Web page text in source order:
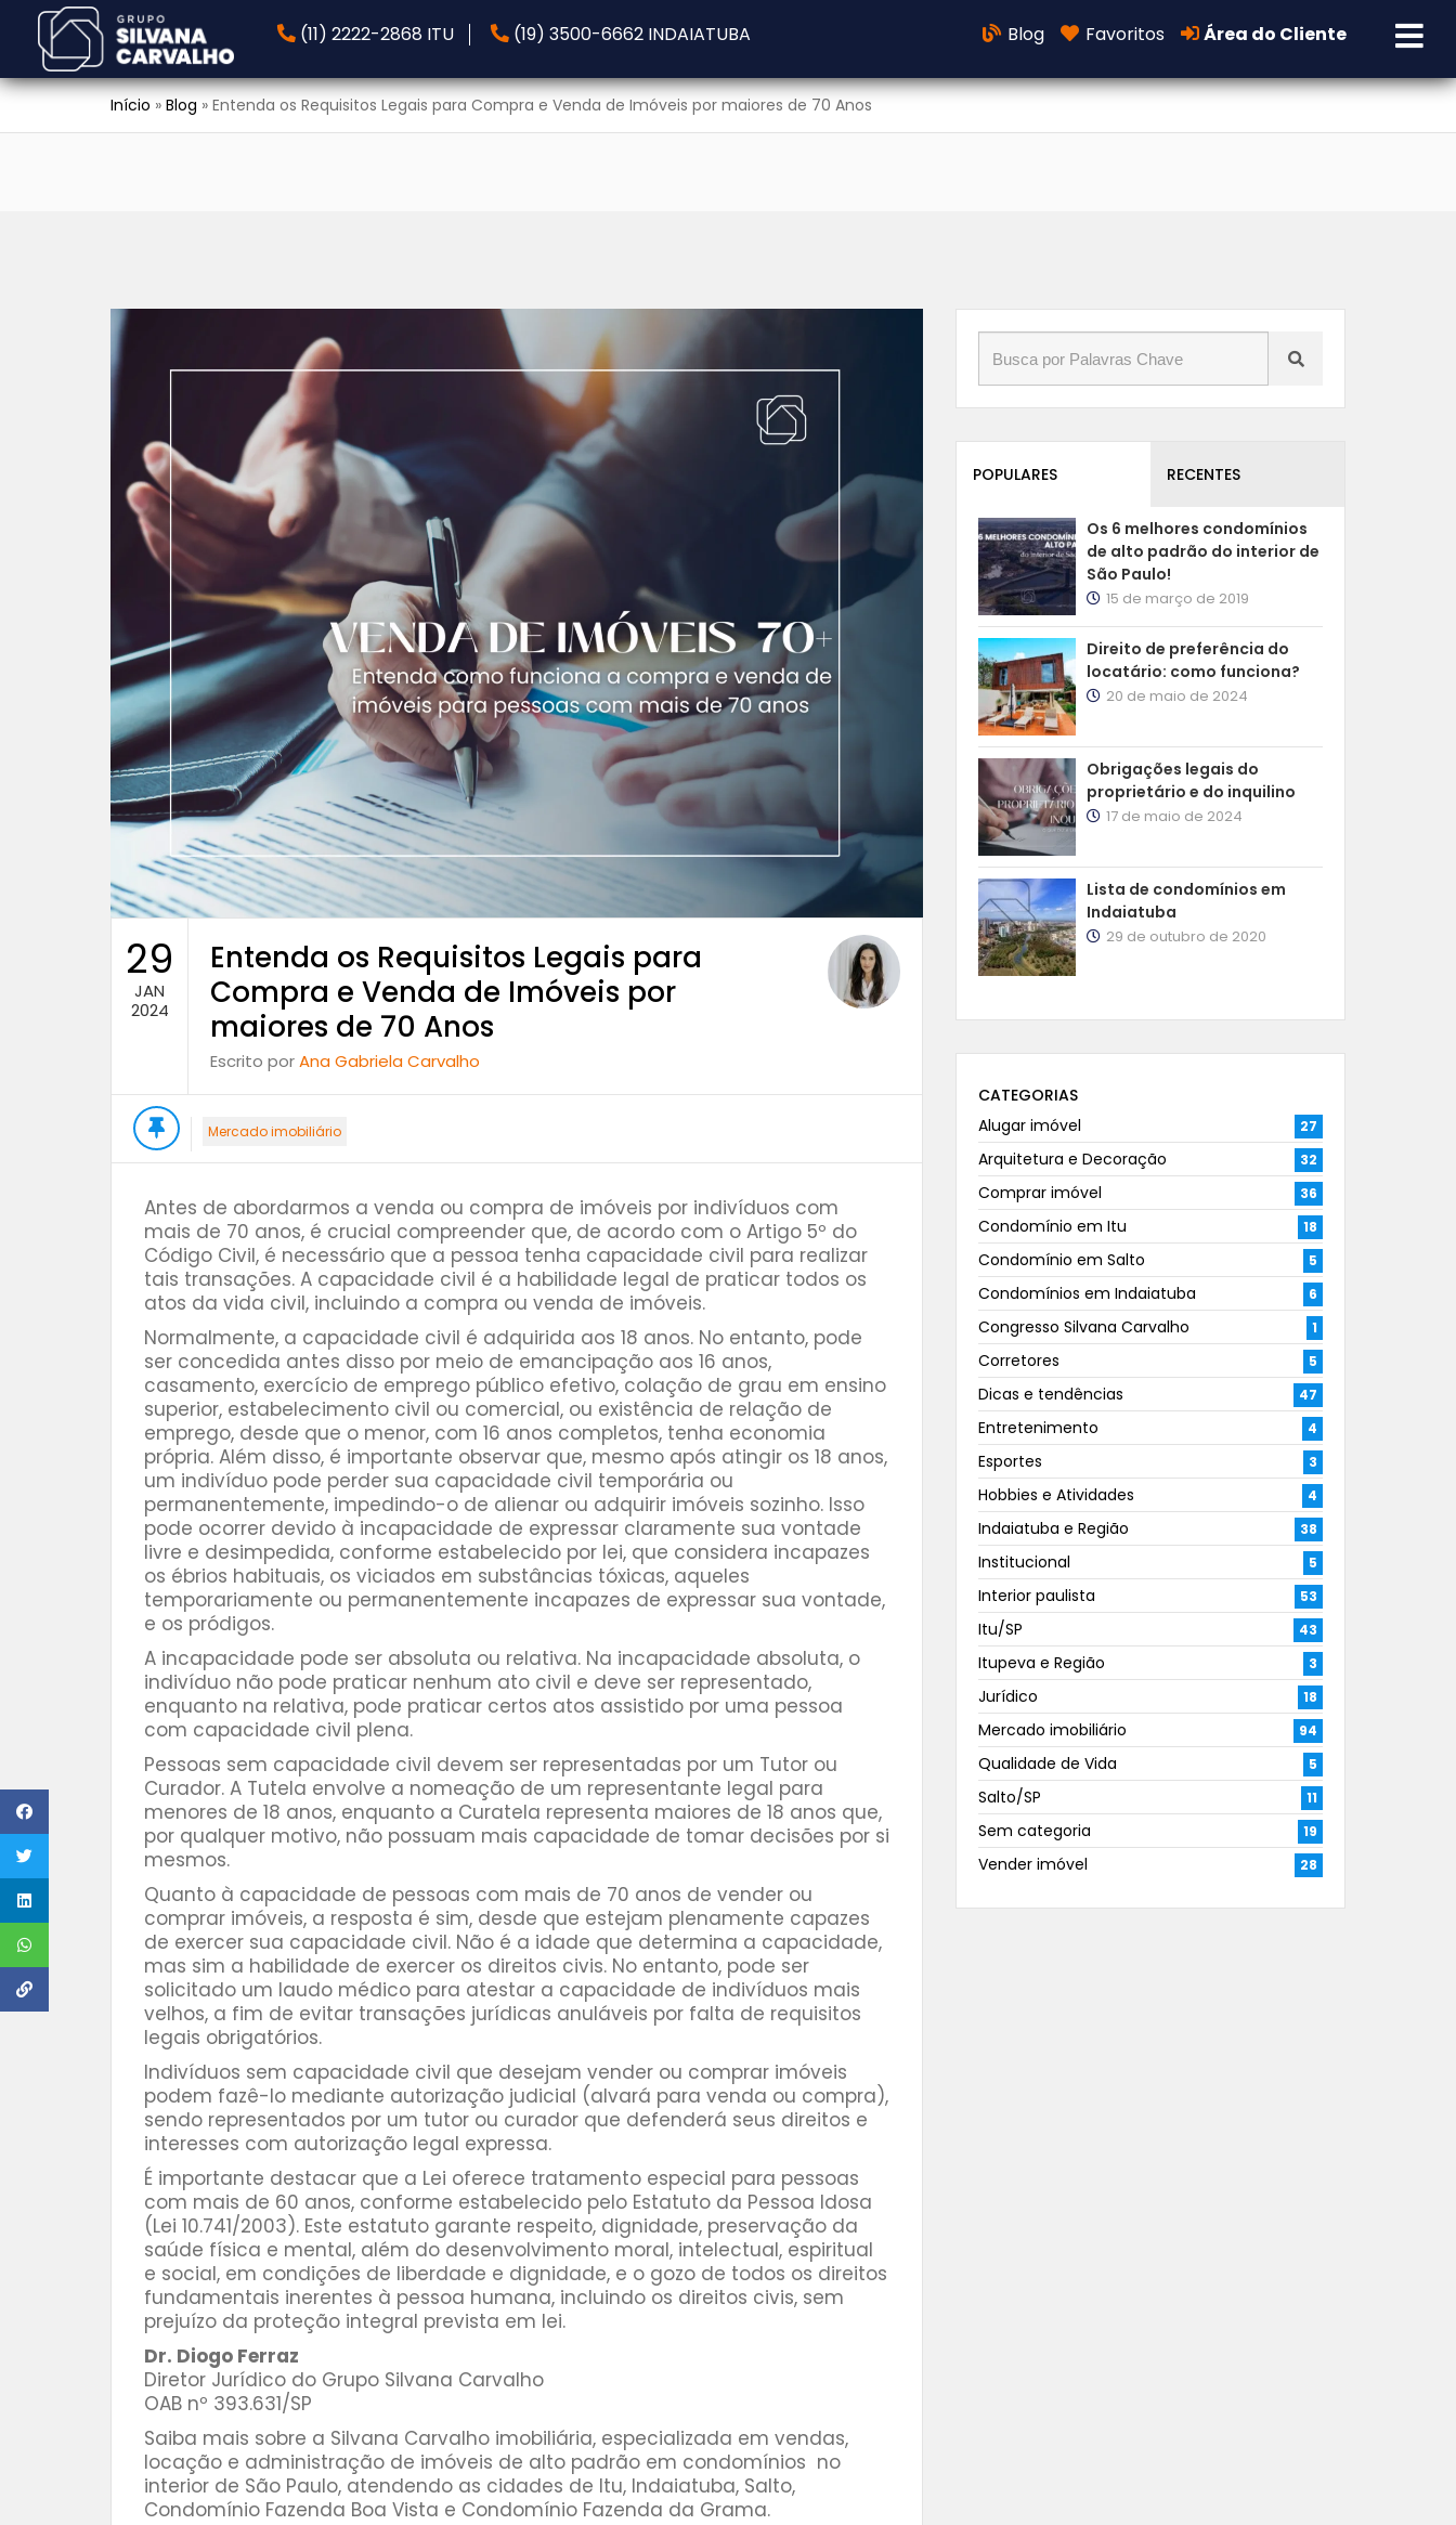
(11) 2222-2868 ITU (19) 3500-6662 INDAIATUBA Blog Favoritos Área do Cliente
Início » Blog » Entenda os Requisitos Legais para Compra e Venda de Imóveis por maiores de 70 Anos
29
JAN
2024
Entenda os Requisitos Legais para
Compra e Venda de Imóveis por
maiores de 70 Anos
Escrito porAna Gabriela Carvalho
Mercado imobiliário
Antes de abordarmos a venda ou compra de imóveis por indivíduos com
mais de 70 anos, é crucial compreender que, de acordo com o Artigo 5º do
Código Civil, é necessário que a pessoa tenha capacidade civil para realizar
tais transações. A capacidade civil é a habilidade legal de praticar todos os
atos da vida civil, incluindo a compra ou venda de imóveis.
Normalmente, a capacidade civil é adquirida aos 18 anos. No entanto, pode
ser concedida antes disso por meio de emancipação aos 16 anos,
casamento, exercício de emprego público efetivo, colação de grau em ensino
superior, estabelecimento civil ou comercial, ou existência de relação de
emprego, desde que o menor, com 16 anos completos, tenha economia
própria. Além disso, é importante observar que, mesmo após atingir os 18 anos,
um indivíduo pode perder sua capacidade civil temporária ou
permanentemente, impedindo-o de alienar ou adquirir imóveis sozinho. Isso
pode ocorrer devido à incapacidade de expressar claramente sua vontade
livre e desimpedida, conforme estabelecido por lei, que considera incapazes
os ébrios habituais, os viciados em substâncias tóxicas, aqueles
temporariamente ou permanentemente incapazes de expressar sua vontade,
e os pródigos.
A incapacidade pode ser absoluta ou relativa. Na incapacidade absoluta, o
indivíduo não pode praticar nenhum ato civil e deve ser representado,
enquanto na relativa, pode praticar certos atos assistido por uma pessoa
com capacidade civil plena.
Pessoas sem capacidade civil devem ser representadas por um Tutor ou
Curador. A Tutela envolve a nomeação de um representante legal para
menores de 18 anos, enquanto a Curatela representa maiores de 18 anos que,
por qualquer motivo, não possuam mais capacidade de tomar decisões por si
mesmos.
Quanto à capacidade de pessoas com mais de 70 anos de vender ou
comprar imóveis, a resposta é sim, desde que estejam plenamente capazes
de exercer sua capacidade civil. Não é a idade que determina a capacidade,
mas sim a habilidade de exercer os direitos civis. No entanto, pode ser
solicitado um laudo médico para atestar a capacidade de indivíduos mais
velhos, a fim de evitar transações jurídicas anuláveis por falta de requisitos
legais obrigatórios.
Indivíduos sem capacidade civil que desejam vender ou comprar imóveis
podem fazê-lo mediante autorização judicial (alvará para venda ou compra),
sendo representados por um tutor ou curador que defenderá seus direitos e
interesses com autorização legal expressa.
É importante destacar que a Lei oferece tratamento especial para pessoas
com mais de 60 anos, conforme estabelecido pelo Estatuto da Pessoa Idosa
(Lei 10.741/2003). Este estatuto garante respeito, dignidade, preservação da
saúde física e mental, além do desenvolvimento moral, intelectual, espiritual
e social, em condições de liberdade e dignidade, e o gozo de todos os direitos
fundamentais inerentes à pessoa humana, incluindo os direitos civis, sem
prejuízo da proteção integral prevista em lei.
Dr. Diogo Ferraz
Diretor Jurídico do Grupo Silvana Carvalho
OAB nº 393.631/SP
Saiba mais sobre a Silvana Carvalho imobiliária, especializada em vendas,
locação e administração de imóveis de alto padrão em condomínios no
interior de São Paulo, atendendo as cidades de Itu, Indaiatuba, Salto,
Condomínio Fazenda Boa Vista e Condomínio Fazenda da Grama.
POPULARES RECENTES
Os 6 melhores condomínios
de alto padrão do interior de
São Paulo!
15 de março de 2019
Direito de preferência do
locatário: como funciona?
20 de maio de 2024
Obrigações legais do
proprietário e do inquilino
17 de maio de 2024
Lista de condomínios em
Indaiatuba
29 de outubro de 2020
CATEGORIAS
Alugar imóvel
27
Arquitetura e Decoração 32
Comprar imóvel 36
Condomínio em Itu 18
Condomínio em Salto 5
Condomínios em Indaiatuba 6
Congresso Silvana Carvalho 1
Corretores 5
Dicas e tendências 47
Entretenimento 4
Esportes 3
Hobbies e Atividades 4
Indaiatuba e Região 38
Institucional 5
Interior paulista 53
Itu/SP 43
Itupeva e Região 3
Jurídico 18
Mercado imobiliário 94
Qualidade de Vida 5
Salto/SP 11
Sem categoria 19
Vender imóvel 28